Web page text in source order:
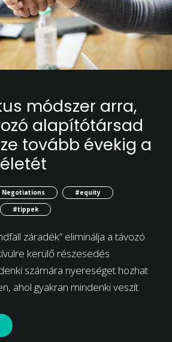
módszer arra,
alapítótársad
tovább évekig a
#equity
#tippek
záradék” eliminálja a távozó
kerülő részesedés
számára nyereséget hozhat
ahol gyakran mindenki veszít.